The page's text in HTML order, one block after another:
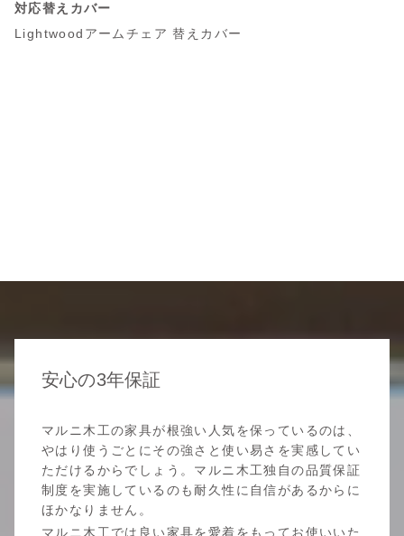
対応替えカバー
Lightwoodアームチェア 替えカバー
安心の3年保証
マルニ木工の家具が根強い人気を保っているのは、
やはり使うごとにその強さと使い易さを実感してい
ただけるからでしょう。マルニ木工独自の品質保証
制度を実施しているのも耐久性に自信があるからに
ほかなりません。
マルニ木工では良い家具を愛着をもってお使いいた